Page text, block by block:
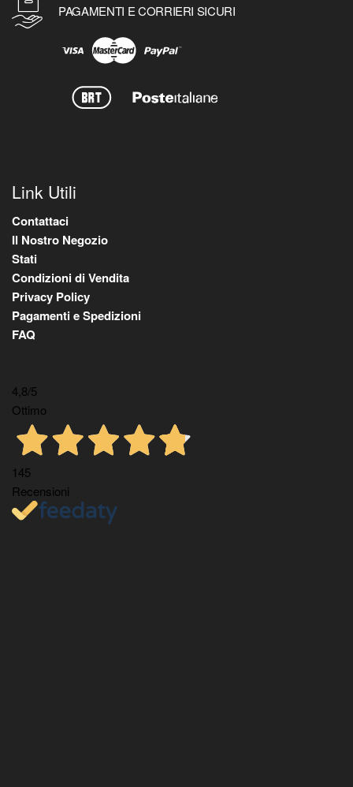
PAGAMENTI E CORRIERI SICURI
Link Utili
Contattaci
Il Nostro Negozio
Stati
Condizioni di Vendita
Privacy Policy
Pagamenti e Spedizioni
FAQ
4,8/5
Ottimo
145
Recensioni